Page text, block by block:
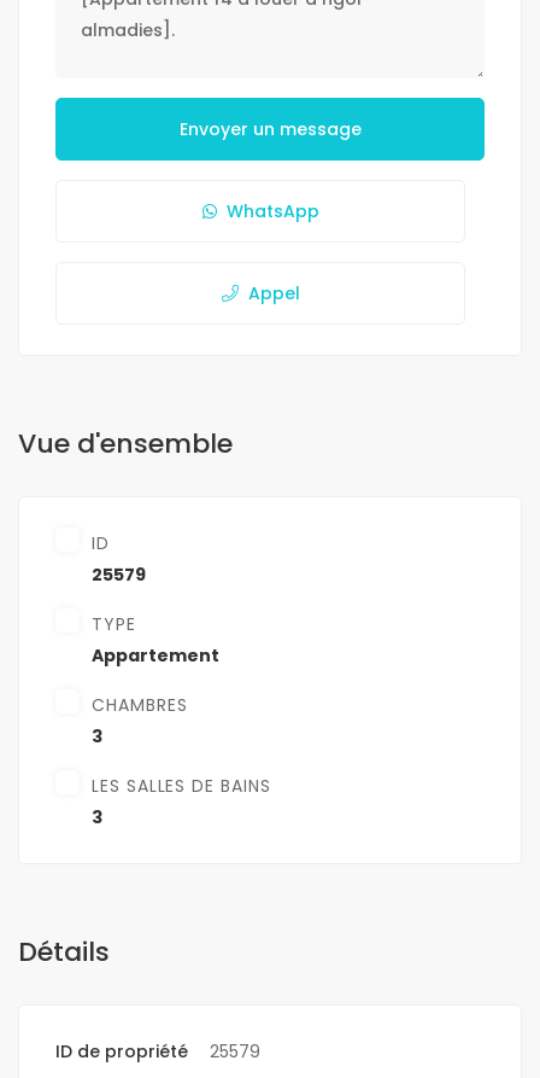
Envoyer un message
WhatsApp
Appel
Vue d'ensemble
ID
25579
TYPE
Appartement
CHAMBRES
3
LES SALLES DE BAINS
3
Détails
ID de propriété 25579